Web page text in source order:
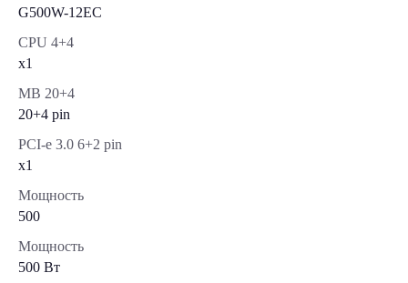
G500W-12EC
CPU 4+4
x1
MB 20+4
20+4 pin
PCI-e 3.0 6+2 pin
x1
Мощность
500
Мощность
500 Вт